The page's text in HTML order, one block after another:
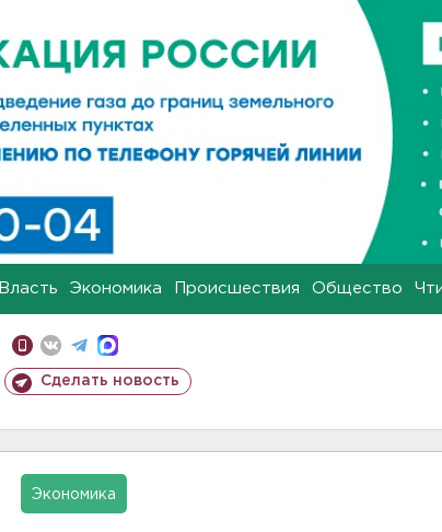
Власть Экономика Происшествия Общество
Сделать новость
Экономика